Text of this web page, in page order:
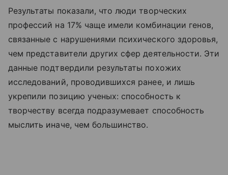
Результаты показали, что люди творческих
профессий на 17% чаще имели комбинации генов,
связанные с нарушениями психического здоровья,
чем представители других сфер деятельности. Эти
данные подтвердили результаты похожих
исследований, проводившихся ранее, и лишь
укрепили позицию ученых: способность к
творчеству всегда подразумевает способность
мыслить иначе, чем большинство.